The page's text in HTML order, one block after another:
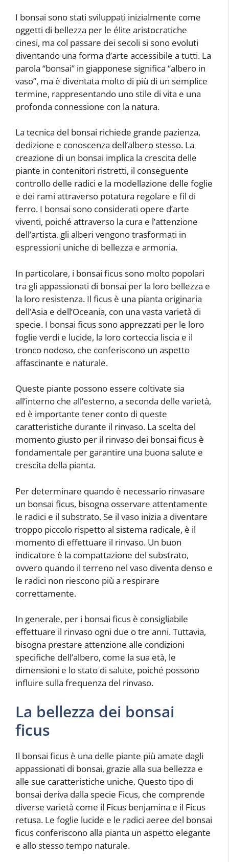
I bonsai sono stati sviluppati inizialmente come
oggetti di bellezza per le élite aristocratiche
cinesi, ma col passare dei secoli si sono evoluti
diventando una forma d’arte accessibile a tutti. La
parola “bonsai” in giapponese significa “albero in
vaso”, ma è diventata molto di più di un semplice
termine, rappresentando uno stile di vita e una
profonda connessione con la natura.
La tecnica del bonsai richiede grande pazienza,
dedizione e conoscenza dell’albero stesso. La
creazione di un bonsai implica la crescita delle
piante in contenitori ristretti, il conseguente
controllo delle radici e la modellazione delle foglie
e dei rami attraverso potatura regolare e fil di
ferro. I bonsai sono considerati opere d’arte
viventi, poiché attraverso la cura e l’attenzione
dell’artista, gli alberi vengono trasformati in
espressioni uniche di bellezza e armonia.
In particolare, i bonsai ficus sono molto popolari
tra gli appassionati di bonsai per la loro bellezza e
la loro resistenza. Il ficus è una pianta originaria
dell’Asia e dell’Oceania, con una vasta varietà di
specie. I bonsai ficus sono apprezzati per le loro
foglie verdi e lucide, la loro corteccia liscia e il
tronco nodoso, che conferiscono un aspetto
affascinante e naturale.
Queste piante possono essere coltivate sia
all’interno che all’esterno, a seconda delle varietà,
ed è importante tener conto di queste
caratteristiche durante il rinvaso. La scelta del
momento giusto per il rinvaso dei bonsai ficus è
fondamentale per garantire una buona salute e
crescita della pianta.
Per determinare quando è necessario rinvasare
un bonsai ficus, bisogna osservare attentamente
le radici e il substrato. Se il vaso inizia a diventare
troppo piccolo rispetto al sistema radicale, è il
momento di effettuare il rinvaso. Un buon
indicatore è la compattazione del substrato,
ovvero quando il terreno nel vaso diventa denso e
le radici non riescono più a respirare
correttamente.
In generale, per i bonsai ficus è consigliabile
effettuare il rinvaso ogni due o tre anni. Tuttavia,
bisogna prestare attenzione alle condizioni
specifiche dell’albero, come la sua età, le
dimensioni e lo stato di salute, poiché possono
influire sulla frequenza del rinvaso.
La bellezza dei bonsai
ficus
Il bonsai ficus è una delle piante più amate dagli
appassionati di bonsai, grazie alla sua bellezza e
alle sue caratteristiche uniche. Questo tipo di
bonsai deriva dalla specie Ficus, che comprende
diverse varietà come il Ficus benjamina e il Ficus
retusa. Le foglie lucide e le radici aeree del bonsai
ficus conferiscono alla pianta un aspetto elegante
e allo stesso tempo naturale.